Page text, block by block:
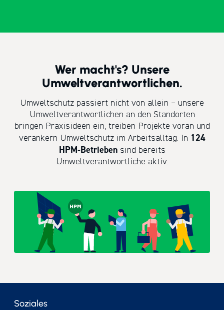
Wer macht's? Unsere
Umweltverantwortlichen.
Umweltschutz passiert nicht von allein – unsere
Umweltverantwortlichen an den Standorten
bringen Praxisideen ein, treiben Projekte voran und
verankern Umweltschutz im Arbeitsalltag. In 124
HPM-Betriebensind bereits
Umweltverantwortliche aktiv.
Soziales